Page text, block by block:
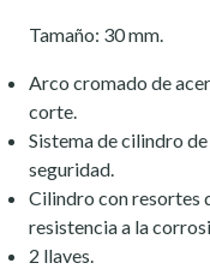
Tamaño: 30 mm.
Arco cromado de
corte.
Sistema de cilindro
seguridad.
Cilindro con resortes
resistencia a la
2 llaves.